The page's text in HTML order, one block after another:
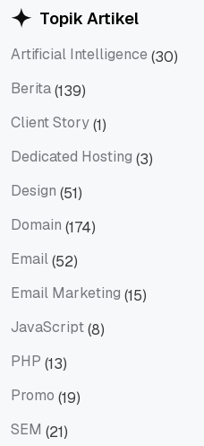
Topik Artikel
Artificial Intelligence (30)
Berita(139)
Client Story(1)
Dedicated Hosting (3)
Design (51)
Domain (174)
Email(52)
Email Marketing (15)
JavaScript(8)
PHP (13)
Promo (19)
SEM (21)